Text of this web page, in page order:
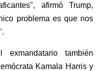
afirmó Trump,
problema es que nos
también
Kamala Harris y